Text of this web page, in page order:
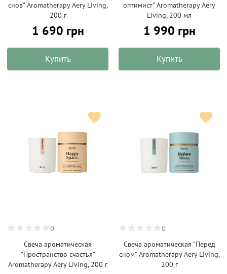
снов" Aromatherapy Aery Living,
200 г
1 690 грн
Купить
оптимист" Aromatherapy Aery
Living, 200 мл
1 990 грн
Купить
0
Свеча ароматическая
"Пространство счастья"
Aromatherapy Aery Living, 200 г
0
Свеча ароматическая "Перед
сном" Aromatherapy Aery Living,
200 г